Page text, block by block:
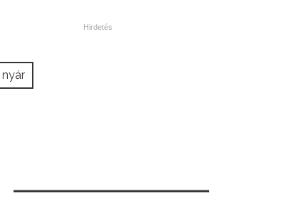
nyár